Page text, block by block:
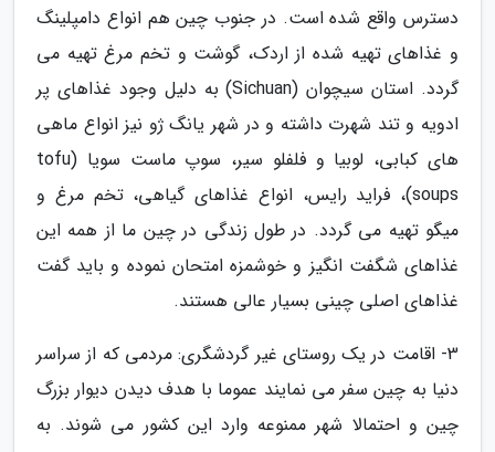
دسترس واقع شده است. در جنوب چین هم انواع دامپلینگ
و غذاهای تهیه شده از اردک، گوشت و تخم مرغ تهیه می
گردد. استان سیچوان (Sichuan) به دلیل وجود غذاهای پر
ادویه و تند شهرت داشته و در شهر یانگ ژو نیز انواع ماهی
های کبابی، لوبیا و فلفلو سیر، سوپ ماست سویا (tofu
soups)، فراید رایس، انواع غذاهای گیاهی، تخم مرغ و
میگو تهیه می گردد. در طول زندگی در چین ما از همه این
غذاهای شگفت انگیز و خوشمزه امتحان نموده و باید گفت
غذاهای اصلی چینی بسیار عالی هستند.
3- اقامت در یک روستای غیر گردشگری: مردمی که از سراسر
دنیا به چین سفر می نمایند عموما با هدف دیدن دیوار بزرگ
چین و احتمالا شهر ممنوعه وارد این کشور می شوند. به